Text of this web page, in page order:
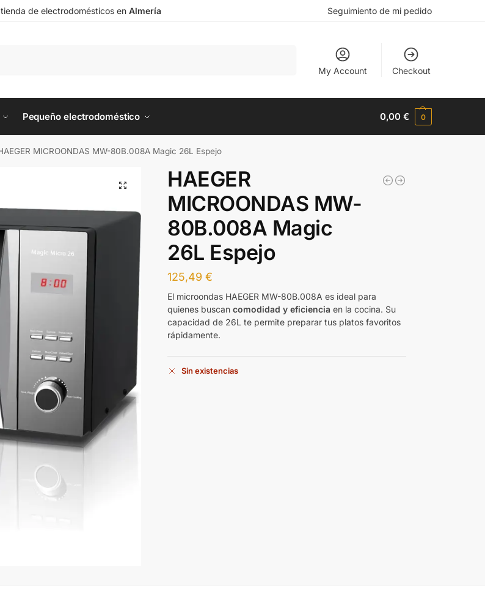
de electrodomésticos en Almería Seguimiento de mi pedido
My Account Checkout
Pequeño electrodoméstico 0,00€ 0
MICROONDAS MW-80B.008A Magic 26L Espejo
HAEGER
MICROONDAS MW-
80B.008A Magic
26L Espejo
125,49€
El microondas HAEGER MW-80B.008A es ideal para
quienes buscancomodidad y eficiencia en la cocina. Su
capacidad de 26L te permite preparar tus platos favoritos
rápidamente.
Sin existencias